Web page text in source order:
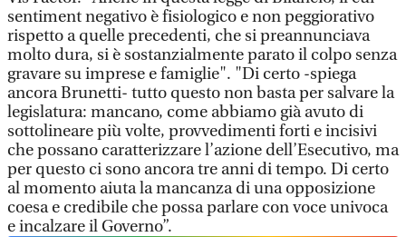
sentiment negativo è fisiologico e non peggiorativo
rispetto a quelle precedenti, che si preannunciava
molto dura, si è sostanzialmente parato il colpo senza
gravare su imprese e famiglie". "Di certo -spiega
ancora Brunetti- tutto questo non basta per salvare la
legislatura: mancano, come abbiamo già avuto di
sottolineare più volte, provvedimenti forti e incisivi
che possano caratterizzare l’azione dell’Esecutivo, ma
per questo ci sono ancora tre anni di tempo. Di certo
al momento aiuta la mancanza di una opposizione
coesa e credibile che possa parlare con voce univoca
e incalzare il Governo”.